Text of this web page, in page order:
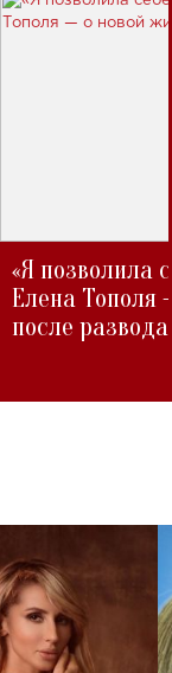
«Я позволила
Елена Тополя
после развода